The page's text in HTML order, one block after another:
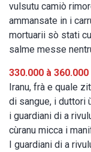
vulsutu camiò
ammansate in i
mortuarii sò stati
salme messe
330.000 à
Iranu, frà e quale
di sangue, i duttori
i guardiani di a
cùranu micca i
I guardiani di a